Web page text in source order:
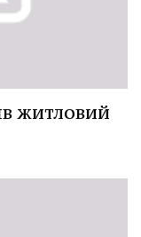
житловий